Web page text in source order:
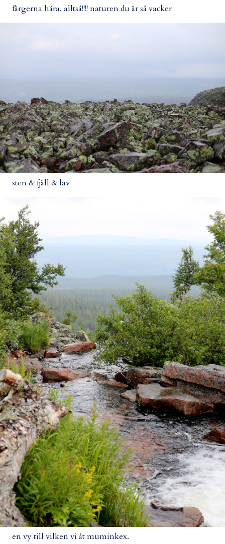
färgerna hära. alltså!!!! naturen du är så vacker
sten & fjäll & lav
en vy till vilken vi åt muminkex.